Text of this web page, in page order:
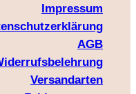
Impressum
AGB
Versandarten